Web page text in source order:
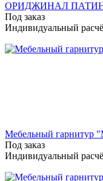
ОРИДЖИНАЛ ПАТИНА
Под заказ
Индивидуальный
Мебельный гарнитур
Под заказ
Индивидуальный